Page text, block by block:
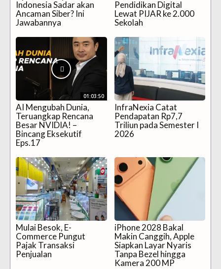
Indonesia Sadar akan
Ancaman Siber? Ini
Jawabannya
Pendidikan Digital
Lewat PIJAR ke 2.000
Sekolah
01:03:50
AI Mengubah Dunia,
Teruangkap Rencana
Besar NVIDIA! –
Bincang Eksekutif
Eps.17
InfraNexia Catat
Pendapatan Rp7,7
Triliun pada Semester I
2026
Mulai Besok, E-
Commerce Pungut
Pajak Transaksi
Penjualan
iPhone 2028 Bakal
Makin Canggih, Apple
Siapkan Layar Nyaris
Tanpa Bezel hingga
Kamera 200 MP